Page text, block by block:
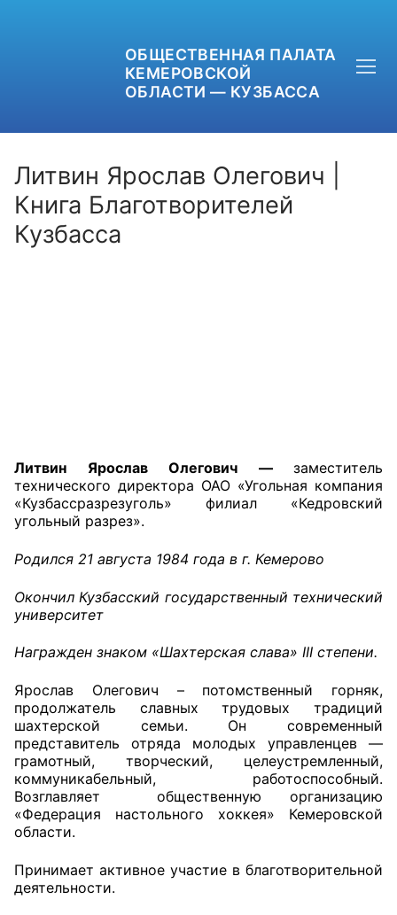
ОБЩЕСТВЕННАЯ ПАЛАТА
КЕМЕРОВСКОЙ
ОБЛАСТИ — КУЗБАССА
Общественные советы
Общественные советы при территориальных
органах федеральных органов
исполнительной власти
Общественные советы по проведению
независимой оценки качества условий
Структура Палаты
Комиссии
Экспертный совет ОП КО
Совет ОП КО
Общественный штаб
Литвин Ярослав Олегович |
Книга Благотворителей
Кузбасса
Литвин Ярослав Олегович — заместитель
технического директора ОАО «Угольная компания
«Кузбассразрезуголь» филиал «Кедровский
угольный разрез».
Родился 21 августа 1984 года в г. Кемерово
Окончил Кузбасский государственный технический
университет
Награжден знаком «Шахтерская слава» III степени.
Ярослав Олегович – потомственный горняк,
продолжатель славных трудовых традиций
шахтерской семьи. Он современный
представитель отряда молодых управленцев —
грамотный, творческий, целеустремленный,
коммуникабельный, работоспособный.
Возглавляет общественную организацию
«Федерация настольного хоккея» Кемеровской
области.
Принимает активное участие в благотворительной
деятельности.